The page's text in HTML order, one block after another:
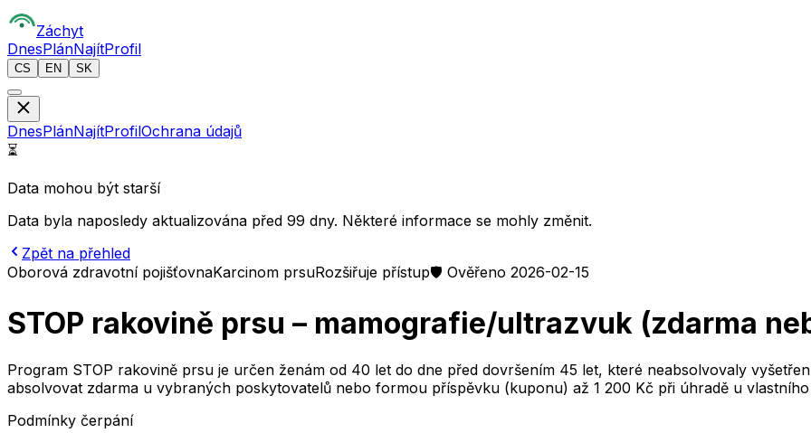
Záchyt
DnesPlánNajítProfil
CS EN SK
DnesPlánNajítProfilOchrana údajů
⏳
Data mohou být starší
Data byla naposledy aktualizována před 99 dny. Některé informace se mohly změnit.
Zpět na přehled
Oborová zdravotní pojišťovnaKarcinom prsuRozšiřuje přístup🛡️ Ověřeno 2026-02-15
STOP rakovině prsu – mamografie/ultrazvuk (zdarma
Program STOP rakovině prsu je určen ženám od 40 let do dne před dovršením 45 let, které neabsolvovaly
absolvovat zdarma u vybraných poskytovatelů nebo formou příspěvku (kuponu) až 1 200 Kč při úhradě u
Podmínky čerpání